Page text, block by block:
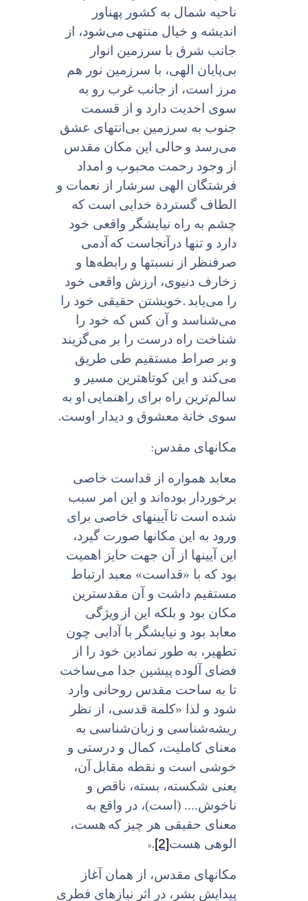
ناحیه شمال به کشور پهناور
اندیشه و خیال منتهى می‌شود، از
جانب شرق با سرزمین انوار
بی‌پایان الهی، با سرزمین نور هم
مرز است، از جانب غرب رو به
سوى احدیت دارد و از قسمت
جنوب به سرزمین بی‌انتهاى عشق
می‌رسد و حالى این مکان مقدس
از وجود رحمت محبوب و امداد
فرشتگان الهى سرشار از نعمات و
الطاف گستردة خدایى است که
چشم به راه نیایشگر واقعى خود
دارد و تنها درآنجاست که آدمى
صرفنظر از نسبتها و رابطه‌ها و
زخارف دنیوی، ارزش واقعى خود
را می‌یابد .خویشتن حقیقى خود را
می‌شناسد و آن کس که خود را
شناخت راه درست را بر می‌گزیند
و بر صراط مستقیم طی طریق
می‌کند و این کوتاهترین مسیر و
سالم‌ترین راه براى راهنمایى او به
سوى خانة معشوق و دیدار اوست.
مکانهای مقدس:
معابد همواره از قداست خاصى
برخوردار بوده‌اند و این امر سبب
شده است تا آیینهاى خاصی براى
ورود به این مکانها صورت گیرد،
این آیینها از آن جهت حایز اهمیت
بود که با «قداست» معبد ارتباط
مستقیم داشت و آن مقدسترین
مکان بود و بلکه این از ویژگی
معابد بود و نیایشگر با آدابى چون
تطهیر، به طور نمادین خود را از
فضاى آلوده پیشین جدا می‌ساخت
تا به ساحت مقدس روحانى وارد
شود و لذا «کلمة قدسی، از نظر
ریشه‌شناسی و زبان‌شناسى به
معناى کاملیت، کمال و درستى و
خوشى است و نقطه مقابل آن،
یعنی شکسته، بسته، ناقص و
ناخوش.... (است)، در واقع به
معناى حقیقى هر چیز که هست،
الوهى هست
».[2]
مکانهای مقدس، از همان آغاز
پیدایش بشر، در اثر نیازهاى فطرى